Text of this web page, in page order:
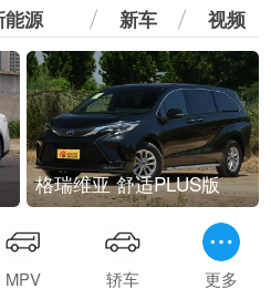
能源 新车 视频
格瑞维亚 舒适PLUS版
MPV 轿车 更多